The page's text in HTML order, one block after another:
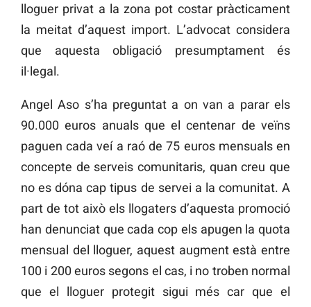
lloguer privat a la zona pot costar pràcticament
la meitat d’aquest import. L’advocat considera
que aquesta obligació presumptament és
il·legal.
Angel Aso s’ha preguntat a on van a parar els
90.000 euros anuals que el centenar de veïns
paguen cada veí a raó de 75 euros mensuals en
concepte de serveis comunitaris, quan creu que
no es dóna cap tipus de servei a la comunitat. A
part de tot això els llogaters d’aquesta promoció
han denunciat que cada cop els apugen la quota
mensual del lloguer, aquest augment està entre
100 i 200 euros segons el cas, i no troben normal
que el lloguer protegit sigui més car que el